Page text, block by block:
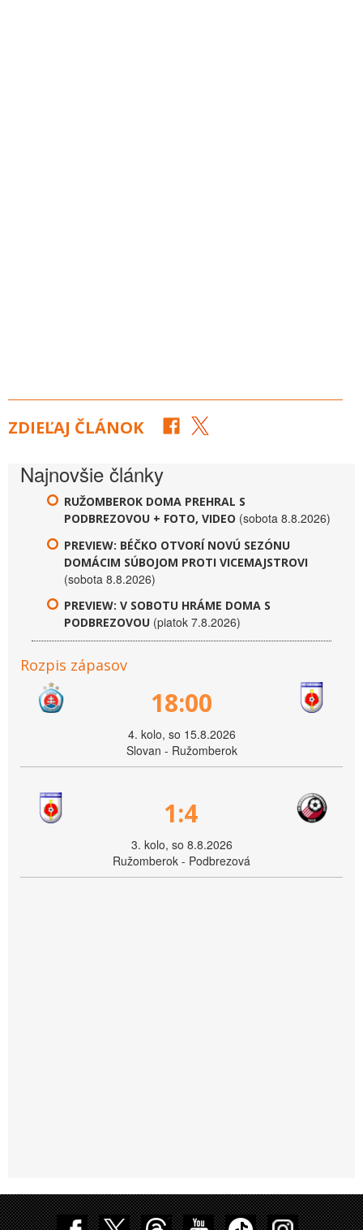
ZDIEĽAJ ČLÁNOK
Najnovšie články
RUŽOMBEROK DOMA PREHRAL S
PODBREZOVOU + FOTO, VIDEO (sobota 8.8.2026)
PREVIEW: BÉČKO OTVORÍ NOVÚ SEZÓNU
DOMÁCIM SÚBOJOM PROTI VICEMAJSTROVI
(sobota 8.8.2026)
PREVIEW: V SOBOTU HRÁME DOMA S
PODBREZOVOU (piatok 7.8.2026)
Rozpis zápasov
18:00
4. kolo, so 15.8.2026
Slovan - Ružomberok
1:4
3. kolo, so 8.8.2026
Ružomberok - Podbrezová